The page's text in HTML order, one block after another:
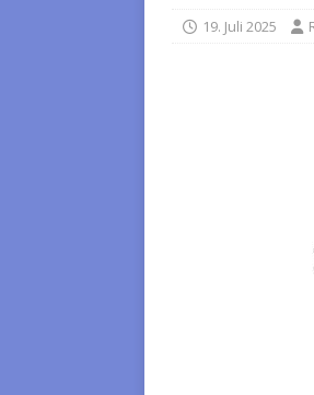
19. Juli 2025